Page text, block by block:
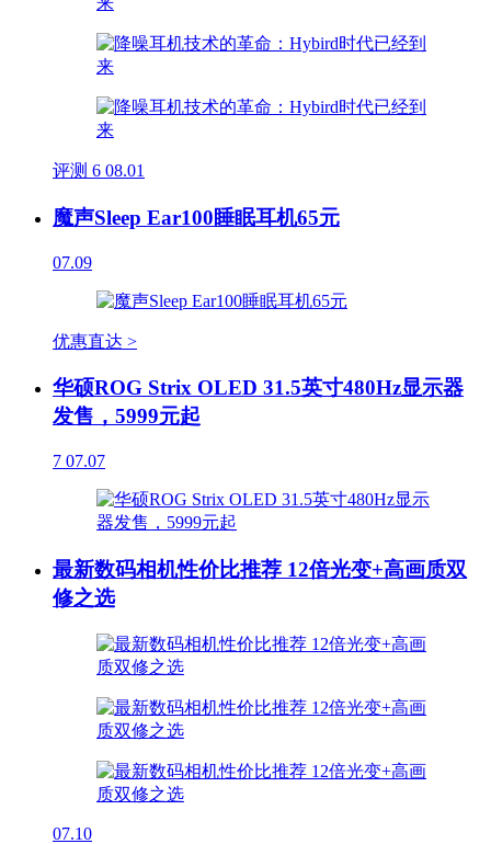
评测 6 08.01
魔声Sleep Ear100睡眠耳机65元
07.09
优惠直达 >
华硕ROG Strix OLED 31.5英寸480Hz显示器
发售，5999元起
7 07.07
最新数码相机性价比推荐 12倍光变+高画质双
修之选
07.10